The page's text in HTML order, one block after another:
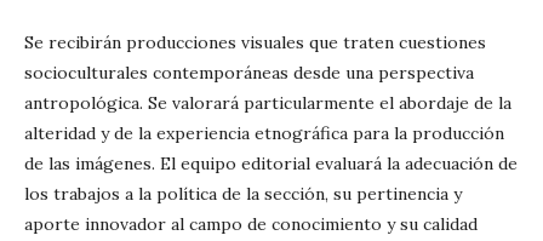
Se recibirán producciones visuales que traten cuestiones
socioculturales contemporáneas desde una perspectiva
antropológica. Se valorará particularmente el abordaje de la
alteridad y de la experiencia etnográfica para la producción
de las imágenes. El equipo editorial evaluará la adecuación de
los trabajos a la política de la sección, su pertinencia y
aporte innovador al campo de conocimiento y su calidad